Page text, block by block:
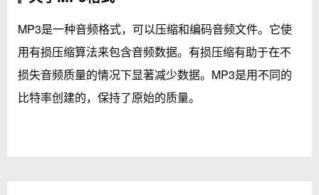
MP3是一种音频格式，可以压缩和编码音频文件。它使
用有损压缩算法来包含音频数据。有损压缩有助于在不
损失音频质量的情况下显著减少数据。MP3是用不同的
比特率创建的，保持了原始的质量。